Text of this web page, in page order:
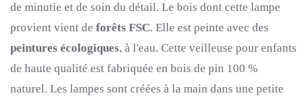
de minutie et de soin du détail. Le bois dont cette lampe
provient vient de forêts FSC. Elle est peinte avec des
peintures écologiques, à l'eau. Cette veilleuse pour enfants
de haute qualité est fabriquée en bois de pin 100 %
naturel. Les lampes sont créées à la main dans une petite